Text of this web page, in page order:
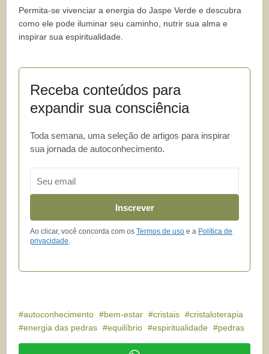
Permita-se vivenciar a energia do Jaspe Verde e descubra
como ele pode iluminar seu caminho, nutrir sua alma e
inspirar sua espiritualidade.
Receba conteúdos para
expandir sua consciência
Toda semana, uma seleção de artigos para inspirar
sua jornada de autoconhecimento.
Inscrever
Ao clicar, você concorda com osTermos de uso e a Política de
privacidade.
autoconhecimento bem-estar cristais
cristaloterapia
energia das pedras
equilíbrio espiritualidade pedras